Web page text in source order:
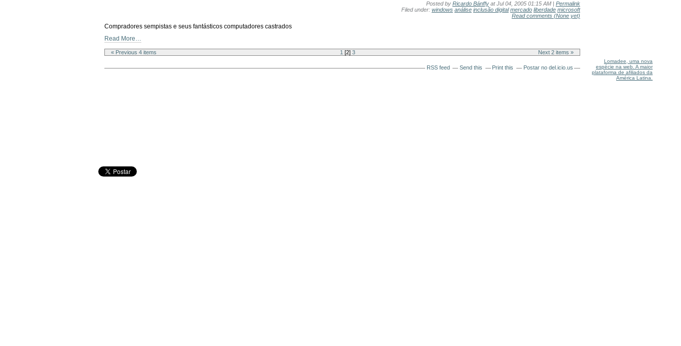
Posted by Ricardo Bánffy at Jul 04, 2005 01:15 AM | Permalink
Filed under: windows análise inclusão digital mercado liberdade microsoft
Read comments (None yet)
Compradores sempistas e seus fantásticos computadores castrados
Read More…
« Previous 4 items Next 2 items »
1 [2] 3
RSS feed Send this Print this Postar no del.icio.us
Lomadee, uma nova
espécie na web. A maior
plataforma de afiliados da
América Latina.